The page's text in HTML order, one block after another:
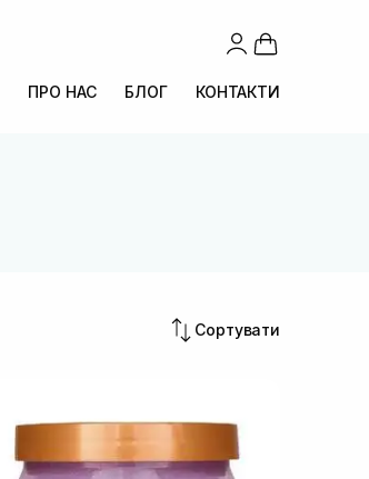
ПРО НАС БЛОГ КОНТАКТИ
Сортувати